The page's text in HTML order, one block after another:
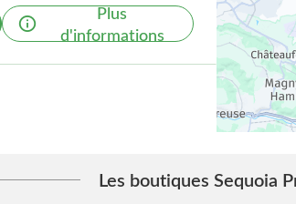
Plus
d'informations
Plus
Les boutiques Sequoia